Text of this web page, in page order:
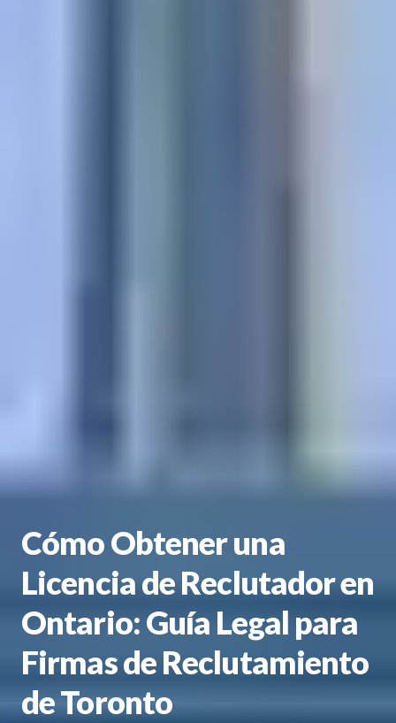
Cómo Obtener una
Licencia de Reclutador en
Ontario: Guía Legal para
Firmas de Reclutamiento
de Toronto